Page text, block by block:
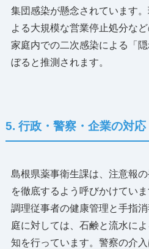
集団感染が懸念されています
よる大規模な営業停止処分な
家庭内での二次感染による「
ぼると推測されます。
5. 行政・警察・企業の対応
島根県薬事衛生課は、注意報
を徹底するよう呼びかけてい
調理従事者の健康管理と手指
庭に対しては、石鹸と流水に
知を行っています。警察の介